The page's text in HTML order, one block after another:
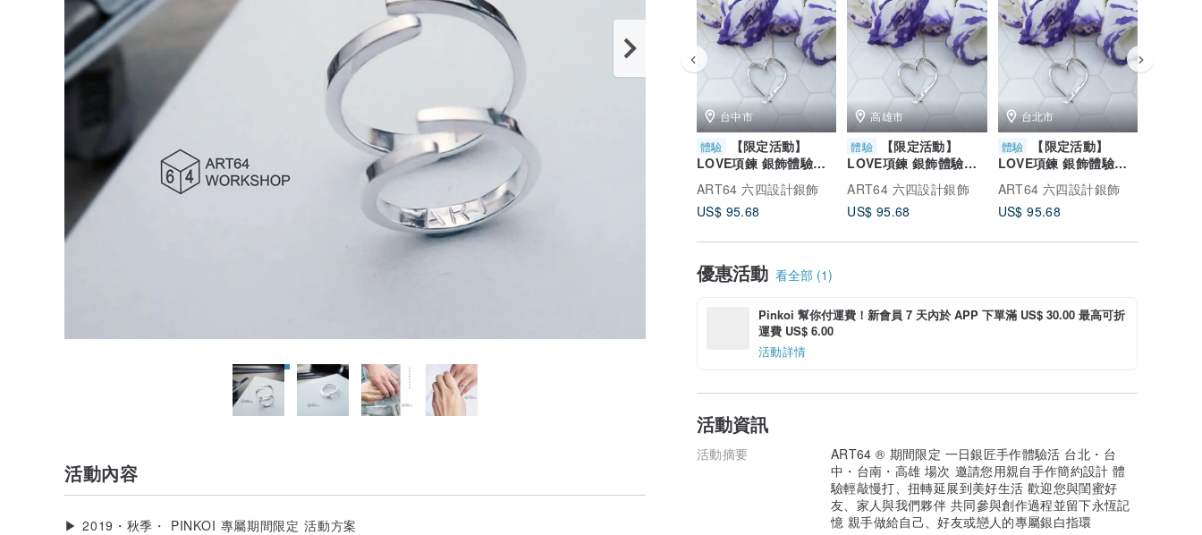
台中市
體驗
【限定活動】
LOVE項鍊 銀飾體驗課
ART64台中iFG遠雄廣
場 文化幣
ART64 六四設計銀飾
US$ 95.68
高雄市
體驗
【限定活動】
LOVE項鍊 銀飾體驗課
ART64高雄統一時代 文
化幣
ART64 六四設計銀飾
US$ 95.68
台北市
體驗
【限定活動】
LOVE項鍊 銀飾體驗課
ART64微風南山 金工課
文化幣
ART64 六四設計銀飾
US$ 95.68
優惠活動 看全部 (1)
Pinkoi 幫你付運費！新會員 7 天內於 APP 下單滿 US$ 30.00 最高可折
運費 US$ 6.00
活動詳情
活動資訊
活動摘要
ART64 ® 期間限定 一日銀匠手作體驗活 台北・台
中・台南・高雄 場次 邀請您用親自手作簡約設計 體
驗輕敲慢打、扭轉延展到美好生活 歡迎您與閨蜜好
友、家人與我們夥伴 共同參與創作過程並留下永恆記
憶 親手做給自己、好友或戀人的專屬銀白指環
活動內容
▶ 2019・秋季・ PINKOI 專屬期間限定 活動方案